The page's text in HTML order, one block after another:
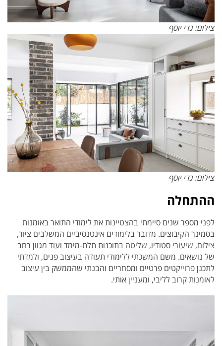
צילום: גדי יוסף
צילום: גדי יוסף
ההתחלה
לפני מספר שנים סיימתי בהצטיינות את לימודי התואר באומנות
בסמינר הקיבוצים. מדובר בלימודים אינטנסיביים המשלבים ציור,
צילום, שיעורי סטודיו, שליטה בתוכנות תלת-מימד ועוד מגוון רחב
של נושאים. משם המשכתי ללימודי תעודה בעיצוב פנים, ולמדתי
לתכנן פרוייקטים פרטיים ומסחריים והבנתי שהממשק בין עיצוב
לאומנות קרוב לליבי, ומעניין אותי.